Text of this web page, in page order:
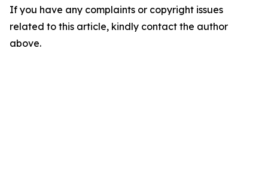
If you have any complaints or copyright issues
related to this article, kindly contact the author
above.